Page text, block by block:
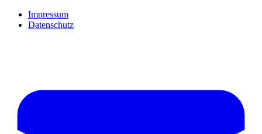
Impressum
Datenschutz